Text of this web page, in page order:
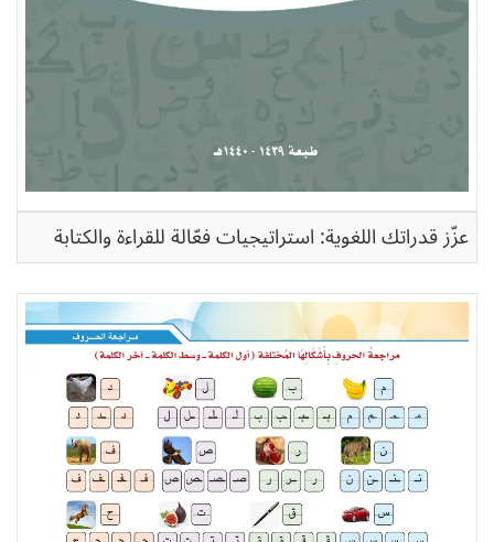
عزّز قدراتك اللغوية: استراتيجيات فعّالة للقراءة والكتابة